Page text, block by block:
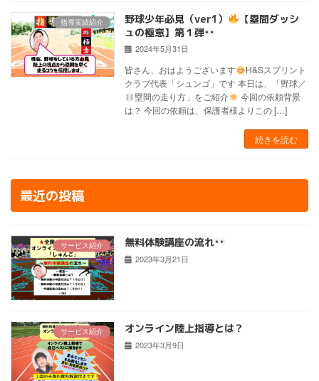
指導実績紹介 野球少年必見（ver1）
【塁間ダッシ
ュの極意】第１弾
2024年5月31日
皆さん、おはようございます
H&Sスプリント
クラブ代表「シュンゴ」です 本日は、「野球／
塁間の走り方」をご紹介
今回の依頼背景
は？ 今回の依頼は、保護者様よりこの […]
続きを読む
最近の投稿
サービス紹介 無料体験講座の流れ
2023年3月21日
サービス紹介 オンライン陸上指導とは？
2023年3月9日